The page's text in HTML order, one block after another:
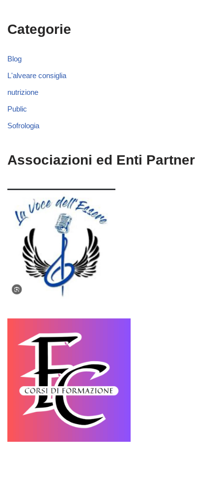
Categorie
Blog
L'alveare consiglia
nutrizione
Public
Sofrologia
Associazioni ed Enti Partner